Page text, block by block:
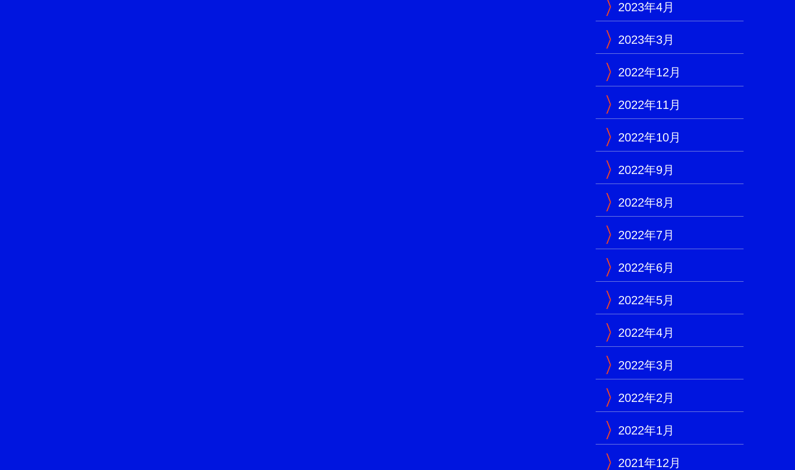
2023年4月
2023年3月
2022年12月
2022年11月
2022年10月
2022年9月
2022年8月
2022年7月
2022年6月
2022年5月
2022年4月
2022年3月
2022年2月
2022年1月
2021年12月